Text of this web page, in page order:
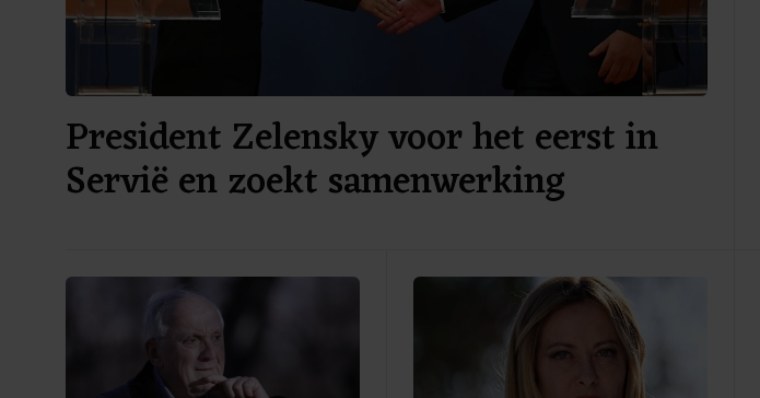
President Zelensky voor het eerst in
Servië en zoekt samenwerking